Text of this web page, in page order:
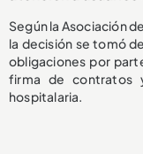
Según la Asociación
la decisión se tomó
obligaciones por
firma de contratos
hospitalaria.